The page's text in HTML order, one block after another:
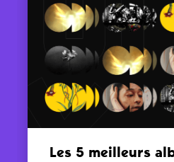
Les 5 meilleurs